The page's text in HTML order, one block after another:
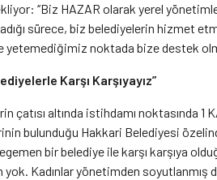
‘’Biz HAZAR olarak yerel
sürece, biz belediyelerin hizmet
yetemediğimiz noktada bize destek
Karşı Karşıyayız”
çatısı altında istihdamı noktasında 1
bulunduğu Hakkari Belediyesi
egemen bir belediye ile karşı karşıya
Kadınlar yönetimden soyutlanmış